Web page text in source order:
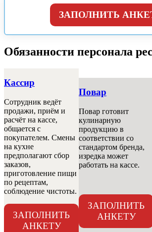
ЗАПОЛНИТЬ
Обязанности персонала
Кассир
Сотрудник ведёт
продажи, приём и
расчёт на кассе,
общается с
покупателем. Смены
на кухне
предполагают сбор
заказов,
приготовление пищи
по рецептам,
соблюдение чистоты.
ЗАПОЛНИТЬ
АНКЕТУ
Повар
Повар готовит
кулинарную
продукцию в
соответствии со
стандартом бренда,
изредка может
работать на кассе.
ЗАПОЛНИТЬ
АНКЕТУ